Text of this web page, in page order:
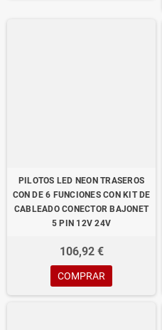
PILOTOS LED NEON TRASEROS
CON DE 6 FUNCIONES CON KIT DE
CABLEADO CONECTOR BAJONET
5 PIN 12V 24V
106,92 €
COMPRAR